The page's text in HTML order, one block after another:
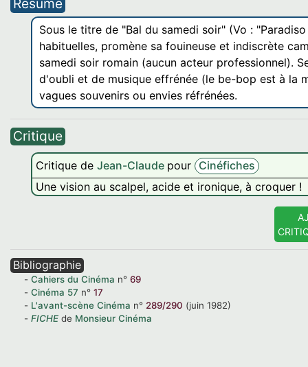
Résumé
Sous le titre de "Bal du samedi soir" (Vo :
habituelles, promène sa fouineuse et indiscrète
samedi soir romain (aucun acteur professionnel).
d'oubli et de musique effrénée (le be-bop est à la
vagues souvenirs ou envies réfrénées.
Critique
Critique de Jean-Claude pour Cinéfiches
Une vision au scalpel, acide et ironique, à croquer !
Bibliographie
Cahiers du Cinéma n° 69
Cinéma 57 n° 17
L'avant-scène Cinéma n° 289/290 (juin 1982)
FICHE de Monsieur Cinéma